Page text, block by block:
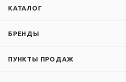
КАТАЛОГ
БРЕНДЫ
ПУНКТЫ ПРОДАЖ